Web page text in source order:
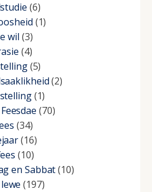
(6)
(1)
wil (3)
(4)
(5)
(2)
(1)
(70)
(34)
(16)
(10)
en Sabbat(10)
(197)